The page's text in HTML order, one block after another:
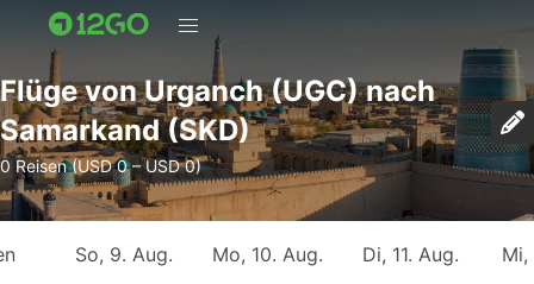
Flüge von Urganch (UGC) nach
Samarkand (SKD)
0 Reisen (USD 0 – USD 0)
So, 9. Aug. Mo, 10. Aug. Di, 11. Aug. Mi,